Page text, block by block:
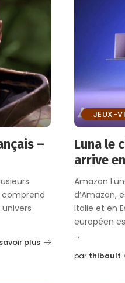
–
comprend
plus
JEUX-
Luna le
arrive
Amazon
d’Amazon,
Italie et en
européen
...
Posted
par thibault